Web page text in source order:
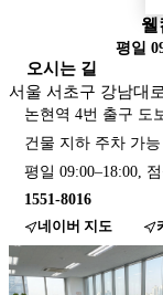
웰
평일
오시는 길
서울 서초구 강남대
논현역 4번 출구 도
건물 지하 주차 가능
평일 09:00–18:00,
1551-8016
네이버 지도